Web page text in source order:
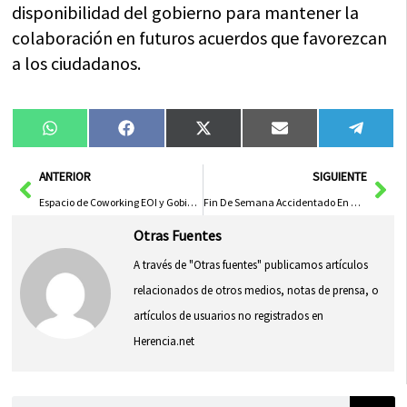
disponibilidad del gobierno para mantener la
colaboración en futuros acuerdos que favorezcan
a los ciudadanos.
Compartir
en
WhatsAppCompartir
en
FacebookCompartir
en
X
(Twitter)
Compartir
en
Email
en
AntANTERIOR
Espacio de Coworking EOI y Gobierno Regional Impulsa 20 Proyectos Innovadores
SIGUIENTE
Fin De Semana Accidentado En Castilla-La Mancha Con 16 Heridos En 13 Sucesos
Otras Fuentes
A través de "Otras fuentes" publicamos artículos
relacionados de otros medios, notas de prensa, o
artículos de usuarios no registrados en
Herencia.net